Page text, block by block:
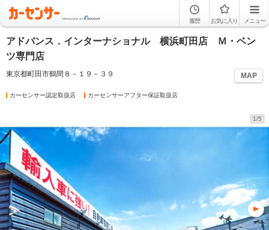
履歴 お気に入り メニュー
アドバンス．インターナショナル 横浜町田店 Ｍ・ベン
ツ専門店
東京都町田市鶴間８－１９－３９ MAP
カーセンサー認定取扱店 カーセンサーアフター保証取扱店
1/5